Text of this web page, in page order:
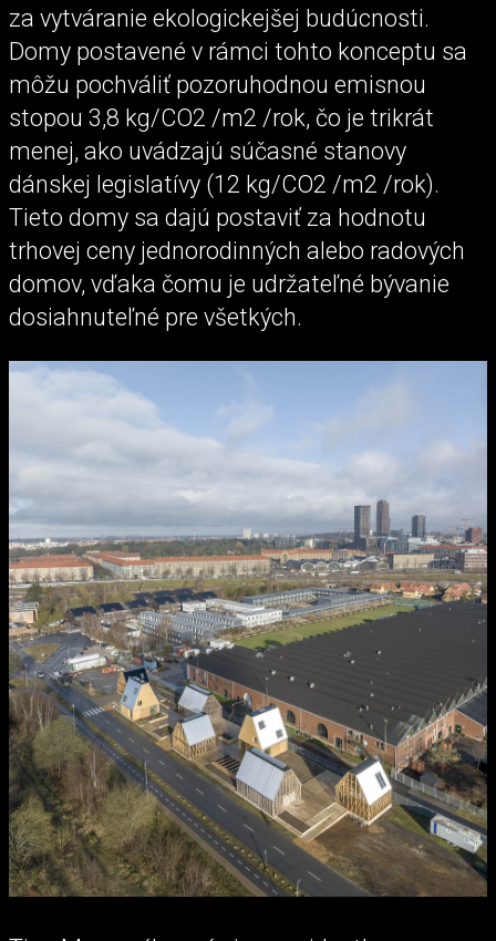
za vytváranie ekologickejšej budúcnosti.
Domy postavené v rámci tohto konceptu sa
môžu pochváliť pozoruhodnou emisnou
stopou 3,8 kg/CO2 /m2 /rok, čo je trikrát
menej, ako uvádzajú súčasné stanovy
dánskej legislatívy (12 kg/CO2 /m2 /rok).
Tieto domy sa dajú postaviť za hodnotu
trhovej ceny jednorodinných alebo radových
domov, vďaka čomu je udržateľné bývanie
dosiahnuteľné pre všetkých.